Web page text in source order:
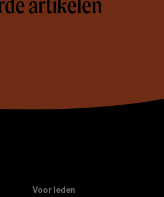
artikelen
Voor leden